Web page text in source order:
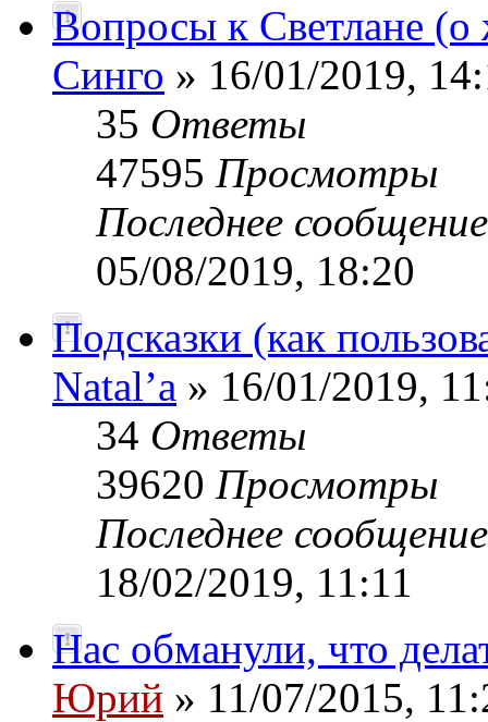
Вопросы к Светлане (о
Синго » 16/01/2019,
35 Ответы
47595 Просмотры
Последнее
05/08/2019, 18:20
Подсказки (как
Natal’a » 16/01/2019,
34 Ответы
39620 Просмотры
Последнее
18/02/2019, 11:11
Нас обманули, что
Юрий » 11/07/2015,